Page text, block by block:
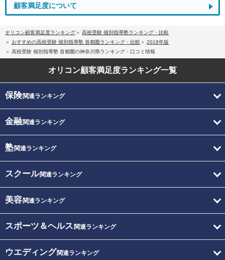
顧客満足度について
オリコン顧客満足度ランキング
高校受験 個別指導塾ランキング・比較
おすすめの高校受験 個別指導塾 首都圏ランキング・比較
2018年版
高校受験 個別指導塾 首都圏の神奈川県ランキング・口コミ情報
オリコン顧客満足度ランキング一覧
保険関連ランキング
金融関連ランキング
塾関連ランキング
スクール関連ランキング
美容関連ランキング
スポーツ＆ヘルス 関連ランキング
ウエディング関連ランキング